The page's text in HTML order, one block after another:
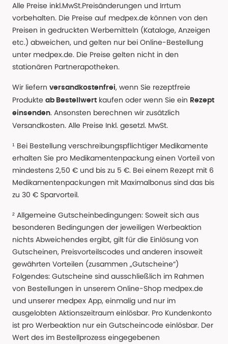
Alle Preise inkl.MwSt.Preisänderungen und Irrtum
vorbehalten. Die Preise auf medpex.de können von den
Preisen in gedruckten Werbemitteln (Kataloge, Anzeigen
etc.) abweichen, und gelten nur bei Online-Bestellung
unter medpex.de. Die Preise gelten nicht in den
stationären Partnerapotheken.
Wir liefern versandkostenfrei, wenn Sie rezeptfreie
Produkte ab Bestellwert kaufen oder wenn Sie ein Rezept
einsenden. Ansonsten berechnen wir zusätzlich
Versandkosten. Alle Preise Inkl. gesetzl. MwSt.
¹ Bei Bestellung verschreibungspflichtiger Medikamente
erhalten Sie pro Medikamentenpackung einen Vorteil von
mindestens 2,50 € und bis zu 5 €. Bei einem Rezept mit 6
Medikamentenpackungen mit Maximalbonus sind das bis
zu 30 € Sparvorteil.
² Allgemeine Gutscheinbedingungen: Soweit sich aus
besonderen Bedingungen der jeweiligen Werbeaktion
nichts Abweichendes ergibt, gilt für die Einlösung von
Gutscheinen, Preisvorteilscodes und anderen insoweit
gewährten Vorteilen (zusammen „Gutscheine“)
Folgendes: Gutscheine sind ausschließlich im Rahmen
von Bestellungen in unserem Online-Shop medpex.de
und unserer medpex App, einmalig und nur im
ausgelobten Aktionszeitraum einlösbar. Pro Kundenkonto
ist pro Werbeaktion nur ein Gutscheincode einlösbar. Der
Wert des im Bestellprozess eingegebenen